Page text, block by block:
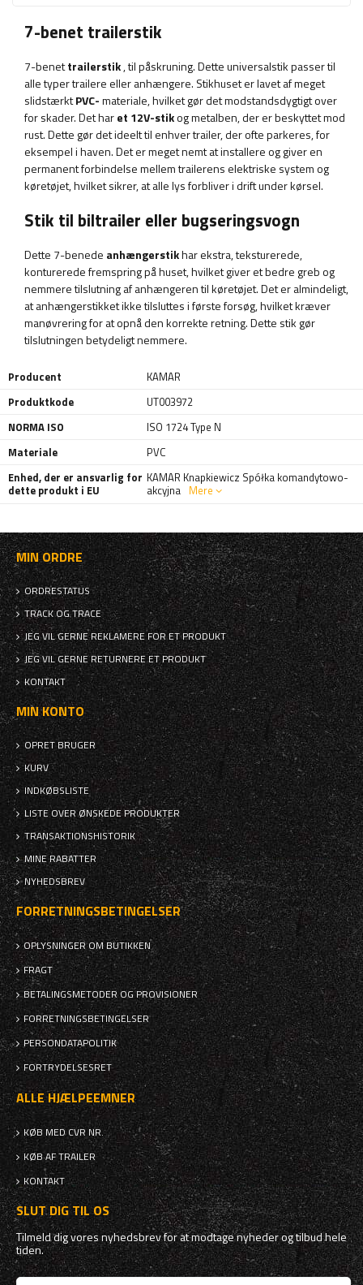
7-benet trailerstik
7-benettrailerstik, til påskruning. Dette universalstik passer til
alle typer trailere eller anhængere. Stikhuset er lavet af meget
slidstærktPVC-materiale, hvilket gør det modstandsdygtigt over
for skader. Det haret 12V-stikog metalben, der er beskyttet mod
rust. Dette gør det ideelt til enhver trailer, der ofte parkeres, for
eksempel i haven. Det er meget nemt at installere og giver en
permanent forbindelse mellem trailerens elektriske system og
køretøjet, hvilket sikrer, at alle lys forbliver i drift under kørsel.
Stik til biltrailer eller bugseringsvogn
Dette 7-benede anhængerstikhar ekstra, teksturerede,
konturerede fremspring på huset, hvilket giver et bedre greb og
nemmere tilslutning af anhængeren til køretøjet. Det er almindeligt,
at anhængerstikket ikke tilsluttes i første forsøg, hvilket kræver
manøvrering for at opnå den korrekte retning. Dette stik gør
tilslutningen betydeligt nemmere.
Producent
KAMAR
Produktkode
UT003972
NORMA ISO
ISO 1724 Type N
Materiale
PVC
Enhed, der er ansvarlig for
dette produkt i EU
KAMAR Knapkiewicz Spółka komandytowo-
akcyjna Mere
MIN ORDRE
ORDRESTATUS
TRACK OG TRACE
JEG VIL GERNE REKLAMERE FOR ET PRODUKT
JEG VIL GERNE RETURNERE ET PRODUKT
KONTAKT
MIN KONTO
OPRET BRUGER
KURV
INDKØBSLISTE
LISTE OVER ØNSKEDE PRODUKTER
TRANSAKTIONSHISTORIK
MINE RABATTER
NYHEDSBREV
FORRETNINGSBETINGELSER
OPLYSNINGER OM BUTIKKEN
FRAGT
BETALINGSMETODER OG PROVISIONER
FORRETNINGSBETINGELSER
PERSONDATAPOLITIK
FORTRYDELSESRET
ALLE HJÆLPEEMNER
KØB MED CVR NR.
KØB AF TRAILER
KONTAKT
SLUT DIG TIL OS
Tilmeld dig vores nyhedsbrev for at modtage nyheder og tilbud hele
tiden.